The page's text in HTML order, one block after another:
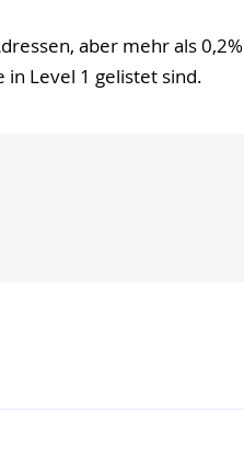
aber mehr als 0,2%
in Level 1 gelistet sind.